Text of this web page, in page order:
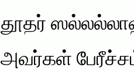
தூதர்
அவர்கள்